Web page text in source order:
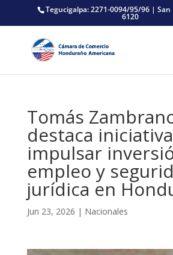
Tegucigalpa: 2271-0094/95/96 | San
6120
Tomás
destaca
impulsar
empleo y
jurídica en
Jun 23, 2026 | Nacionales